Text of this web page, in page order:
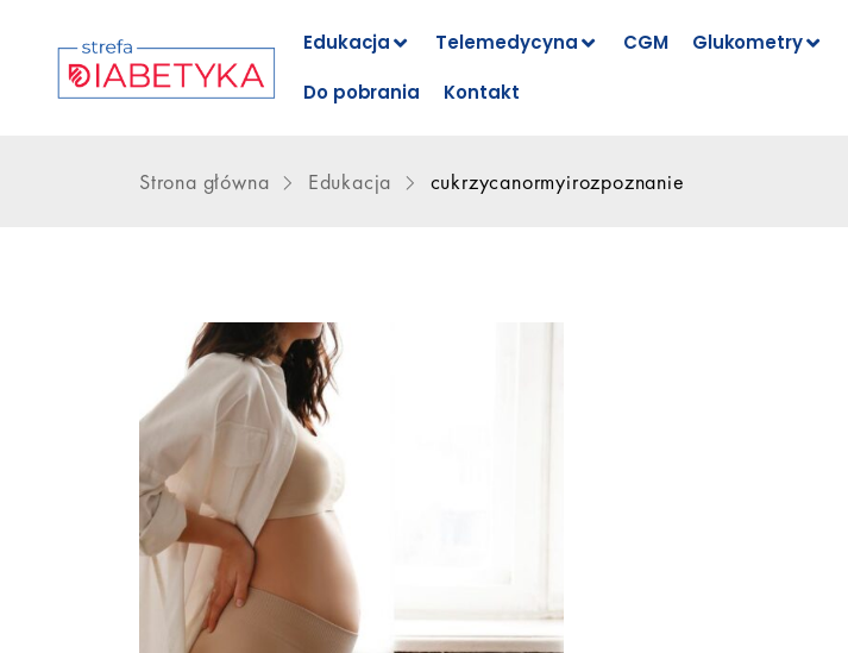
Edukacja Telemedycyna CGM Glukometry
Do pobrania
Kontakt
Strona główna Edukacja cukrzycanormyirozpoznanie